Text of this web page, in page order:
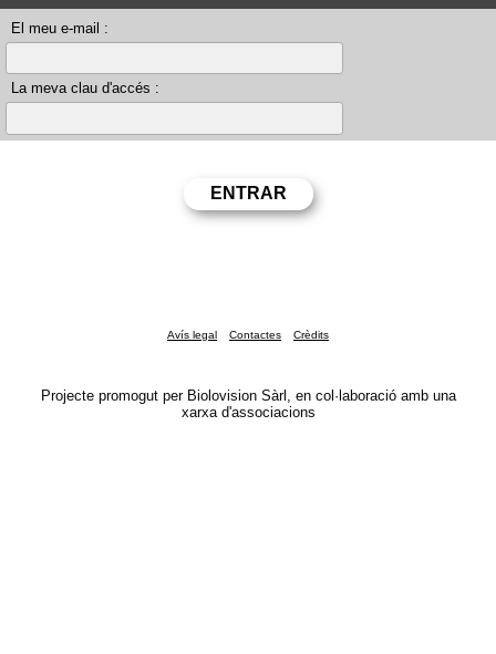
El meu e-mail :
La meva clau d'accés :
Avís legal Contactes Crèdits
Projecte promogut per Biolovision Sàrl, en col·laboració amb una
xarxa d'associacions